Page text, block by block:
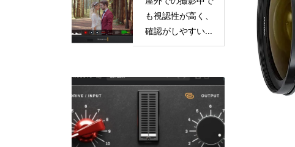
も視認性が高く、
確認がしやすい...